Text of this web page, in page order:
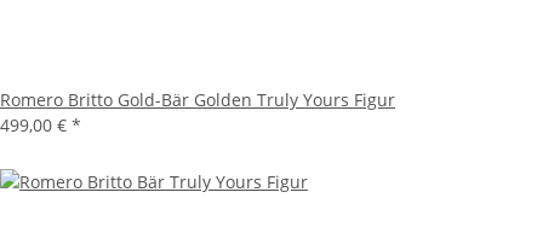
Romero Britto Gold-Bär Golden Truly Yours Figur
499,00 € *